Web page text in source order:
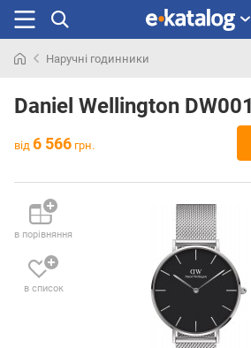
раніше
Наручні годинники
Daniel Wellington
від 6 566 грн.
в порівняння
в список